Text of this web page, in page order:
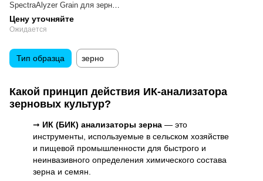
Какой принцип действия ИК-анализатора
зерновых культур?
➞ ИК (БИК) анализаторы зерна — это
инструменты, используемые в сельском хозяйстве
и пищевой промышленности для быстрого и
неинвазивного определения химического состава
зерна и семян.
SpectraAlyzer Grain для зерна
та борошна
Цену уточняйте
Ожидается
Тип образца зерно